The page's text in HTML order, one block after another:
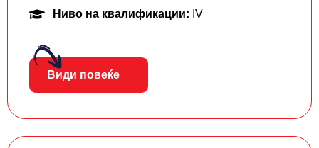
Ниво на квалификации: IV
Види повеќе